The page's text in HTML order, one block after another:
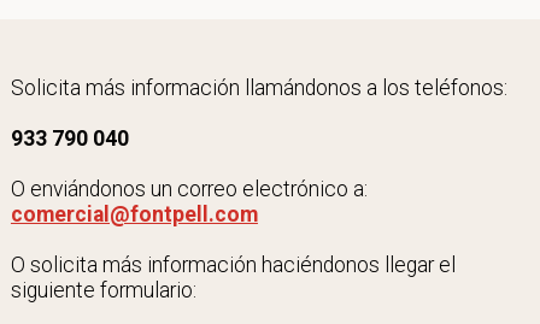
Solicita más información llamándonos a los teléfonos:
933 790 040
O enviándonos un correo electrónico a:
comercial@fontpell.com
O solicita más información haciéndonos llegar el
siguiente formulario: